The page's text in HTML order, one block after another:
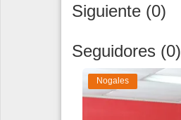
Siguiente (0)
Seguidores (0)
Nogales